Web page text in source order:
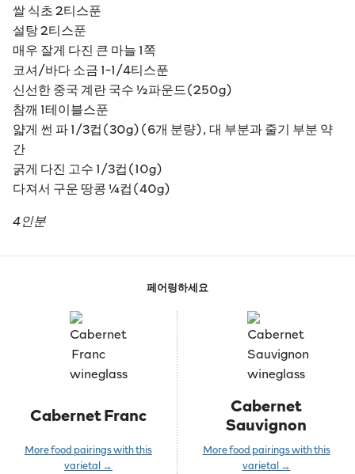
쌀 식초 2티스푼
설탕 2티스푼
매우 잘게 다진 큰 마늘 1쪽
코셔/바다 소금 1-1/4티스푼
신선한 중국 계란 국수 ½파운드(250g)
참깨 1테이블스푼
얇게 썬 파 1/3컵(30g)(6개 분량), 대 부분과 줄기 부분 약
간
굵게 다진 고수 1/3컵(10g)
다져서 구운 땅콩 ¼컵(40g)
4인분
페어링하세요
Cabernet Franc
More food pairings with this
varietal →
Cabernet
Sauvignon
More food pairings with this
varietal →